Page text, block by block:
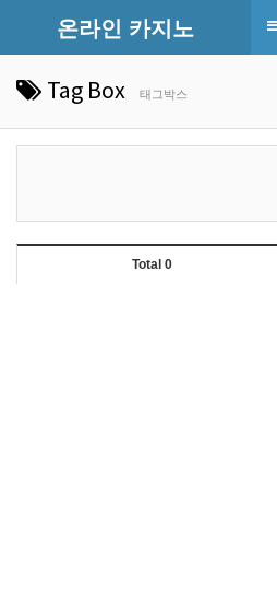
온라인 카지노
Tag Box 태그박스
Total 0